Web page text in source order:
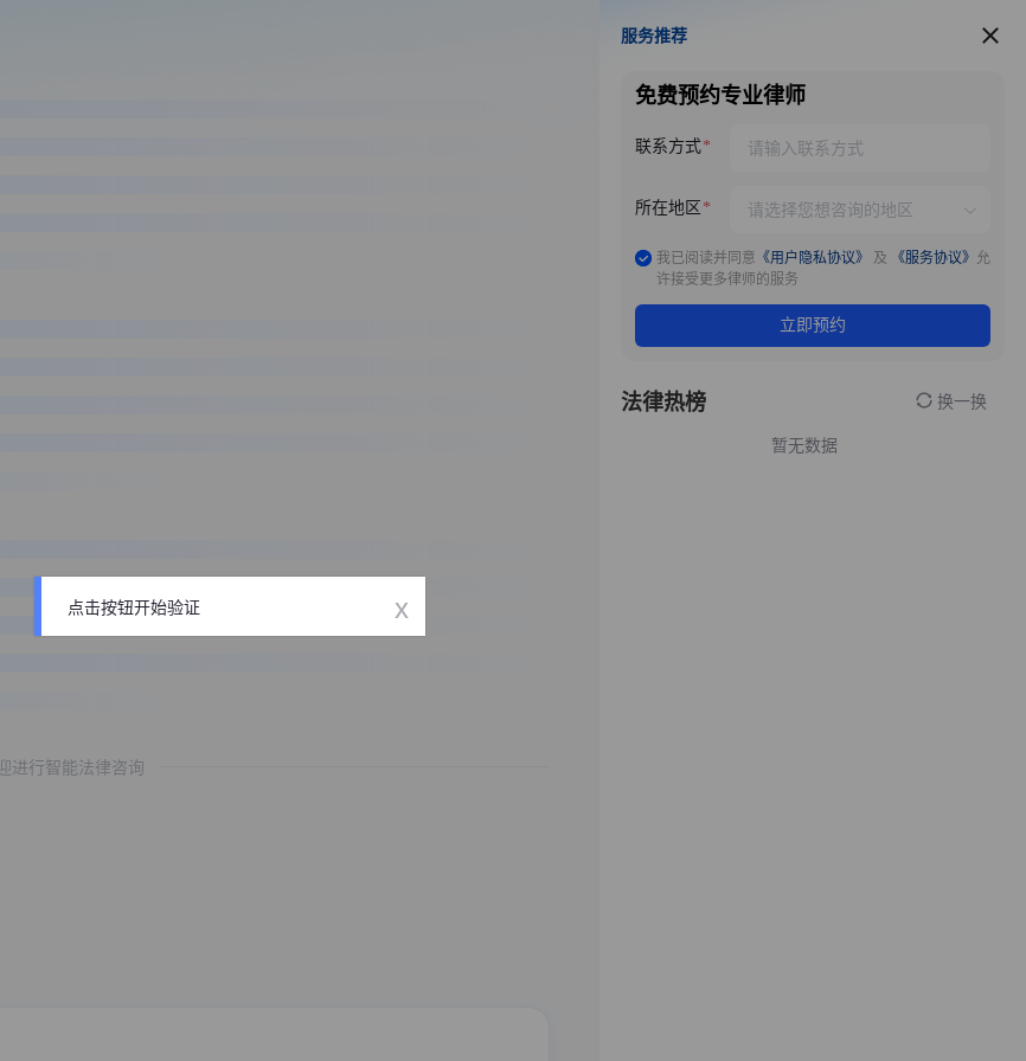
进行智能法律咨询
服务推荐
服务推荐
免费预约专业律师
联系方式
所在地区
我已阅读并同意 《用户隐私协议》 及 《服务协议》 允
许接受更多律师的服务
立即预约
法律热榜 换一换
暂无数据
点击按钮开始验证 x